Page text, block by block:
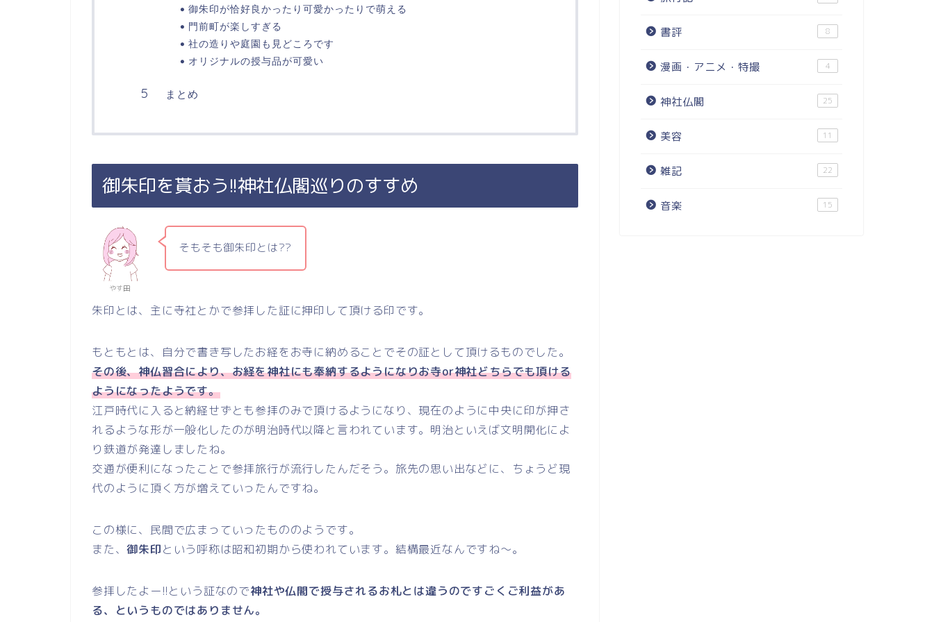
御朱印が恰好良かったり可愛かったりで萌える
門前町が楽しすぎる
社の造りや庭園も見どころです
オリジナルの授与品が可愛い
まとめ
御朱印を貰おう!!神社仏閣巡りのすすめ
やす田
そもそも御朱印とは??
朱印とは、主に寺社とかで参拝した証に押印して頂ける印です。
もともとは、自分で書き写したお経をお寺に納めることでその証として頂けるものでした。
その後、神仏習合により、お経を神社にも奉納するようになりお寺or神社どちらでも頂ける
ようになったようです。
江戸時代に入ると納経せずとも参拝のみで頂けるようになり、現在のように中央に印が押さ
れるような形が一般化したのが明治時代以降と言われています。明治といえば文明開化によ
り鉄道が発達しましたね。
交通が便利になったことで参拝旅行が流行したんだそう。旅先の思い出などに、ちょうど現
代のように頂く方が増えていったんですね。
この様に、民間で広まっていったもののようです。
また、御朱印という呼称は昭和初期から使われています。結構最近なんですね～。
参拝したよー!!という証なので神社や仏閣で授与されるお札とは違うのですごくご利益があ
る、というものではありません。
書評 8
漫画・アニメ・特撮 4
神社仏閣 25
美容 11
雑記 22
音楽 15